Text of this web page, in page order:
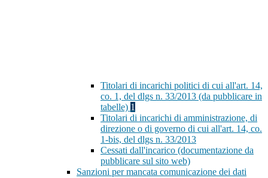
Titolari di incarichi politici di cui all'art. 14,
co. 1, del dlgs n. 33/2013 (da pubblicare in
tabelle) 1
Titolari di incarichi di amministrazione, di
direzione o di governo di cui all'art. 14, co.
1-bis, del dlgs n. 33/2013
Cessati dall'incarico (documentazione da
pubblicare sul sito web)
Sanzioni per mancata comunicazione dei dati